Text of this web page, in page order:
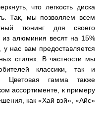
что легкость диска
Так, мы позволяем всем
тюнинг для своего
из алюминия весят на 15%
нас вам предоставляется
стилях. В частности мы
классики, так и
Цветовая гамма также
ассортименте, к примеру
как «Хай вэй», «Айс»